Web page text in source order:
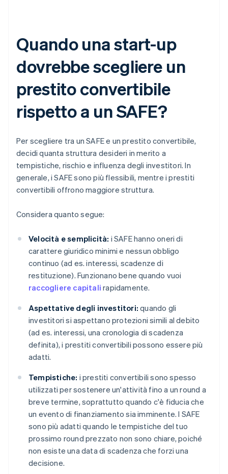
Quando una start-up
dovrebbe scegliere un
prestito convertibile
rispetto a un SAFE?
Per scegliere tra un SAFE e un prestito convertibile,
decidi quanta struttura desideri in merito a
tempistiche, rischio e influenza degli investitori. In
generale, i SAFE sono più flessibili, mentre i prestiti
convertibili offrono maggiore struttura.
Considera quanto segue:
Velocità e semplicità: i SAFE hanno oneri di
carattere giuridico minimi e nessun obbligo
continuo (ad es. interessi, scadenze di
restituzione). Funzionano bene quando vuoi
raccogliere capitali rapidamente.
Aspettative degli investitori: quando gli
investitori si aspettano protezioni simili al debito
(ad es. interessi, una cronologia di scadenza
definita), i prestiti convertibili possono essere più
adatti.
Tempistiche: i prestiti convertibili sono spesso
utilizzati per sostenere un'attività fino a un round a
breve termine, soprattutto quando c'è fiducia che
un evento di finanziamento sia imminente. I SAFE
sono più adatti quando le tempistiche del tuo
prossimo round prezzato non sono chiare, poiché
non esiste una data di scadenza che forzi una
decisione.